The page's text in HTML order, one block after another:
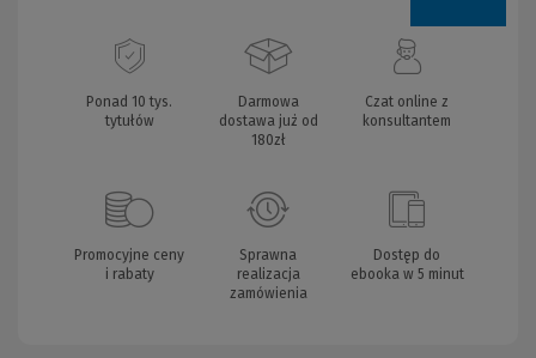
Ponad 10 tys.
tytułów
Darmowa
dostawa już od
180zł
Czat online z
konsultantem
Promocyjne ceny
i rabaty
Sprawna
realizacja
zamówienia
Dostęp do
ebooka w 5 minut